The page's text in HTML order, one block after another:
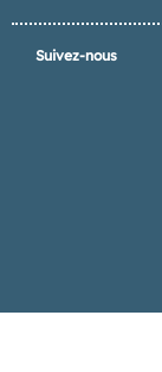
Suivez-nous